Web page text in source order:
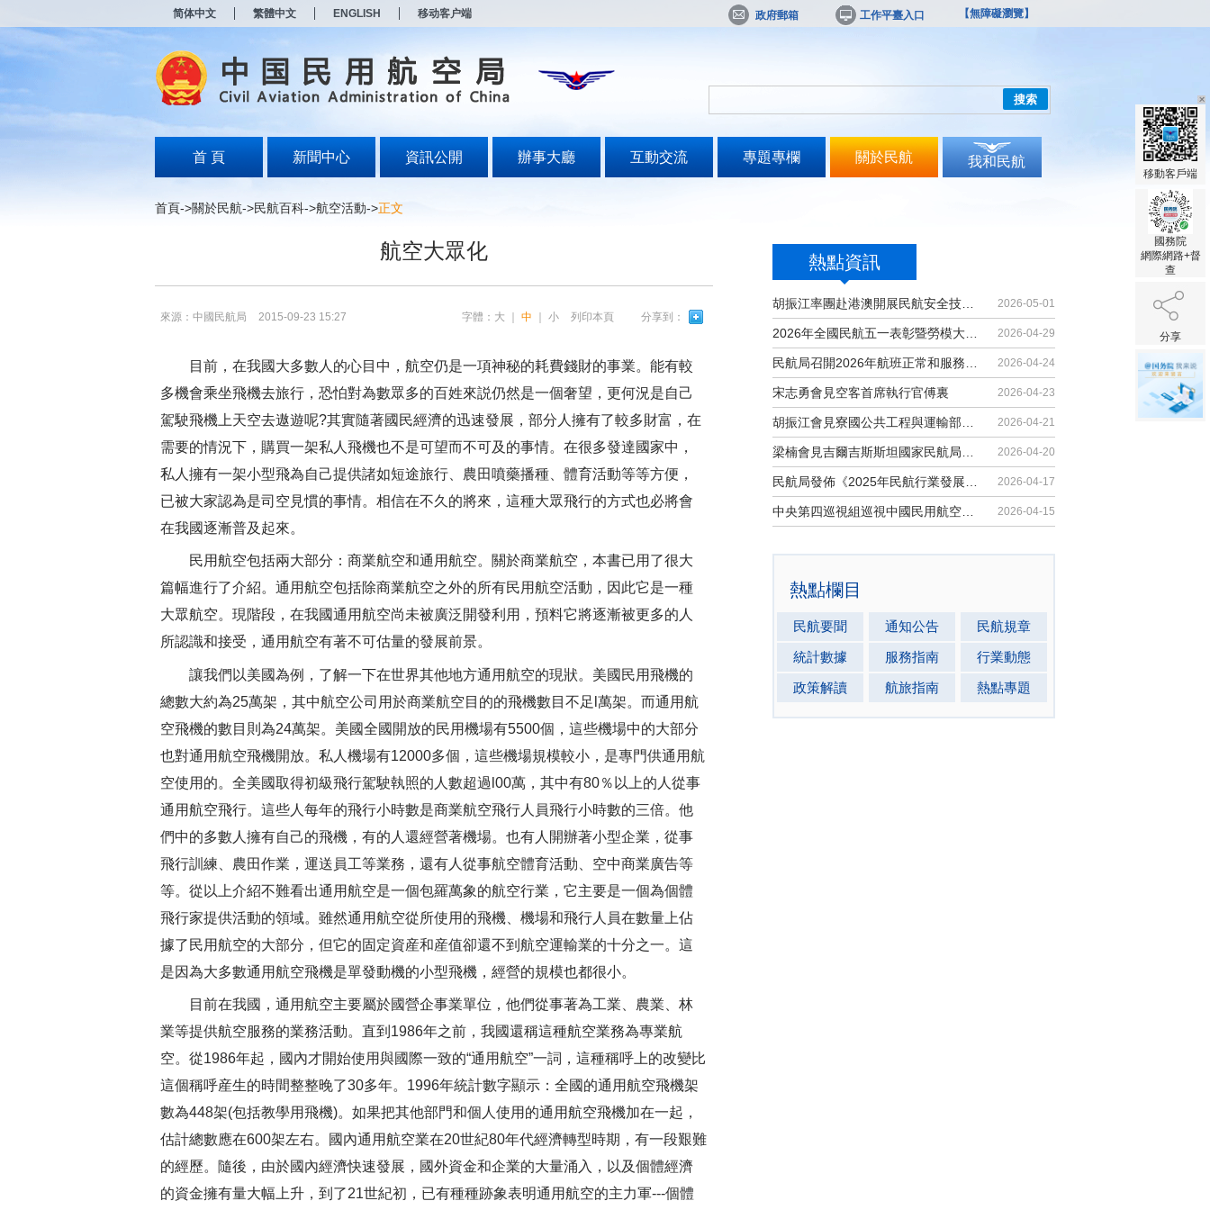
简体中文 繁體中文 ENGLISH 移动客户端 政府郵箱 工作平臺入口 【無障礙瀏覽】
搜索
首 頁 新聞中心 資訊公開 辦事大廳 互動交流 專題專欄 關於民航 我和民航
首頁->關於民航->民航百科->航空活動->正文
熱點資訊
2026-05-01
2026-04-29
2026-04-24
宋志勇會見空客首席執行官傅裏 2026-04-23
2026-04-21
2026-04-20
2026-04-17
2026-04-15
熱點欄目
民航要聞 通知公告
民航規章
統計數據
服務指南
行業動態
政策解讀
航旅指南 熱點專題
航空大眾化
來源：中國民航局 2015-09-23 15:27 字體： 大 中 小 列印本頁 分享到：
目前，在我國大多數人的心目中，航空仍是一項神秘的耗費錢財的事業。能有較
多機會乘坐飛機去旅行，恐怕對為數眾多的百姓來説仍然是一個奢望，更何況是自己
駕駛飛機上天空去遨遊呢?其實隨著國民經濟的迅速發展，部分人擁有了較多財富，在
需要的情況下，購買一架私人飛機也不是可望而不可及的事情。在很多發達國家中，
私人擁有一架小型飛為自己提供諸如短途旅行、農田噴藥播種、體育活動等等方便，
已被大家認為是司空見慣的事情。相信在不久的將來，這種大眾飛行的方式也必將會
在我國逐漸普及起來。
民用航空包括兩大部分：商業航空和通用航空。關於商業航空，本書已用了很大
篇幅進行了介紹。通用航空包括除商業航空之外的所有民用航空活動，因此它是一種
大眾航空。現階段，在我國通用航空尚未被廣泛開發利用，預料它將逐漸被更多的人
所認識和接受，通用航空有著不可估量的發展前景。
讓我們以美國為例，了解一下在世界其他地方通用航空的現狀。美國民用飛機的
總數大約為25萬架，其中航空公司用於商業航空目的的飛機數目不足l萬架。而通用航
空飛機的數目則為24萬架。美國全國開放的民用機場有5500個，這些機場中的大部分
也對通用航空飛機開放。私人機場有12000多個，這些機場規模較小，是專門供通用航
空使用的。全美國取得初級飛行駕駛執照的人數超過l00萬，其中有80％以上的人從事
通用航空飛行。這些人每年的飛行小時數是商業航空飛行人員飛行小時數的三倍。他
們中的多數人擁有自己的飛機，有的人還經營著機場。也有人開辦著小型企業，從事
飛行訓練、農田作業，運送員工等業務，還有人從事航空體育活動、空中商業廣告等
等。從以上介紹不難看出通用航空是一個包羅萬象的航空行業，它主要是一個為個體
飛行家提供活動的領域。雖然通用航空從所使用的飛機、機場和飛行人員在數量上佔
據了民用航空的大部分，但它的固定資産和産值卻還不到航空運輸業的十分之一。這
是因為大多數通用航空飛機是單發動機的小型飛機，經營的規模也都很小。
目前在我國，通用航空主要屬於國營企事業單位，他們從事著為工業、農業、林
業等提供航空服務的業務活動。直到1986年之前，我國還稱這種航空業務為專業航
空。從1986年起，國內才開始使用與國際一致的“通用航空”一詞，這種稱呼上的改變比
這個稱呼産生的時間整整晚了30多年。1996年統計數字顯示：全國的通用航空飛機架
數為448架(包括教學用飛機)。如果把其他部門和個人使用的通用航空飛機加在一起，
估計總數應在600架左右。國內通用航空業在20世紀80年代經濟轉型時期，有一段艱難
的經歷。隨後，由於國內經濟快速發展，國外資金和企業的大量涌入，以及個體經濟
的資金擁有量大幅上升，到了21世紀初，已有種種跡象表明通用航空的主力軍---個體
移動客戶端
國務院
網際網路+督
查
分享
打
无
障